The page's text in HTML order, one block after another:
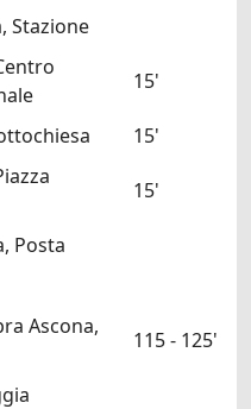
Stazione
15'
15'
15'
Posta
Ascona,
115 - 125'